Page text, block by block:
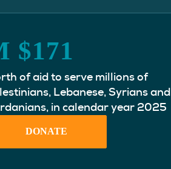
$171
of aid to serve millions of
Lebanese, Syrians and
in calendar year 2025
DONATE